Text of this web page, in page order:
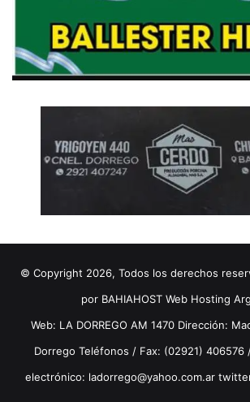
© Copyright 2026, Todos los derechos
por BAHIAHOST Web Hosting
Web: LA DORREGO AM 1470 Dirección:
Dorrego Teléfonos / Fax: (02921) 406576
electrónico: ladorrego@yahoo.com.ar